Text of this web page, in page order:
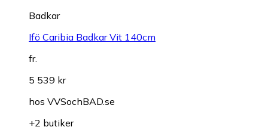
Badkar
Ifö Caribia Badkar Vit 140cm
fr.
5 539 kr
hos VVSochBAD.se
+2 butiker